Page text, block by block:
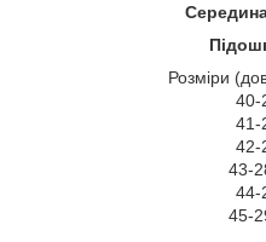
Розміри
40-
41-
42-
43-
44-
45-